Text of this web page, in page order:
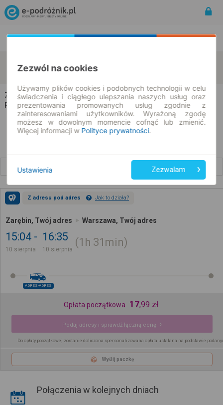
10.08.2026 | -- : --
Zarębin → Warszawa
Rozkład jazdy i bilety
Z adresu pod adres Jak to działa?
Zarębin, Twój adres Warszawa, Twój adres
15:04
10 sierpnia
16:35
10 sierpnia
1h 31min
ADRES-ADRES
Opłata początkowa 17,99 zł
Podaj adresy i sprawdź łączną cenę
Do opłaty początkowej zostanie doliczona spersonalizowana opłata ustalana na podstawie
Wyślij paczkę
Połączenia w kolejnych dniach
Zezwól na cookies
Używamy plików cookies i podobnych technologii w celu
świadczenia i ciągłego ulepszania naszych usług oraz
prezentowania promowanych usług zgodnie z
zainteresowaniami użytkowników. Wyrażoną zgodę
możesz w dowolnym momencie cofnąć lub zmienić.
Więcej informacji w Polityce prywatności.
Ustawienia Zezwalam